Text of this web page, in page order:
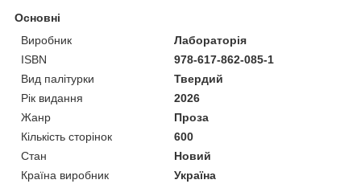
Основні
Виробник
Лабораторія
ISBN
978-617-862-085-1
Вид палітурки
Твердий
Рік видання
2026
Жанр
Проза
Кількість сторінок
600
Стан
Новий
Країна виробник
Україна